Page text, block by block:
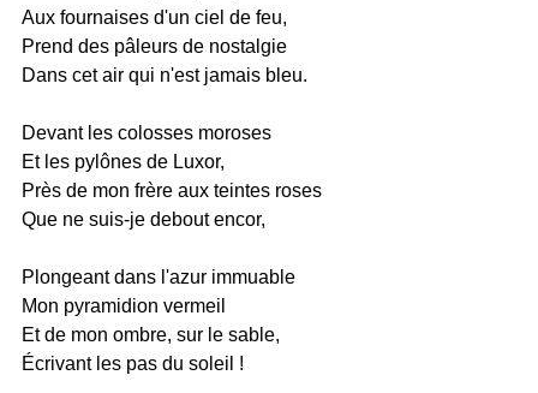
Aux fournaises d'un ciel de feu,
Prend des pâleurs de nostalgie
Dans cet air qui n'est jamais bleu.
Devant les colosses moroses
Et les pylônes de Luxor,
Près de mon frère aux teintes roses
Que ne suis-je debout encor,
Plongeant dans l'azur immuable
Mon pyramidion vermeil
Et de mon ombre, sur le sable,
Écrivant les pas du soleil !